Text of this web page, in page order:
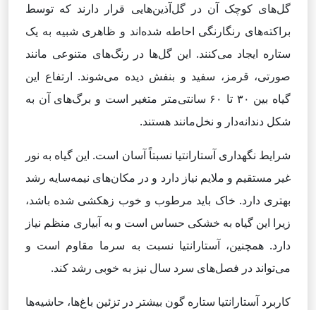
گل‌های کوچک آن در گل‌آذین‌هایی قرار دارند که توسط
براکته‌های رنگارنگی احاطه شده‌اند و ظاهری شبیه به یک
ستاره ایجاد می‌کنند. این گل‌ها در رنگ‌های متنوعی مانند
صورتی، قرمز، سفید و بنفش دیده می‌شوند. ارتفاع این
گیاه بین ۳۰ تا ۶۰ سانتی‌متر متغیر است و برگ‌های آن به
شکل دندانه‌دار و نخل‌مانند هستند.
شرایط نگهداری آستارانتیا نسبتاً آسان است. این گیاه به نور
غیر مستقیم و ملایم نیاز دارد و در مکان‌های نیمه‌سایه رشد
بهتری دارد. خاک باید مرطوب و خوب زهکشی شده باشد،
زیرا این گیاه به خشکی حساس است و به آبیاری منظم نیاز
دارد. همچنین، آستارانتیا نسبت به سرما مقاوم است و
می‌تواند در فصل‌های سرد سال نیز به خوبی رشد کند.
کاربرد آستارانتیا ستاره گون بیشتر در تزئین باغ‌ها، حاشیه‌ها